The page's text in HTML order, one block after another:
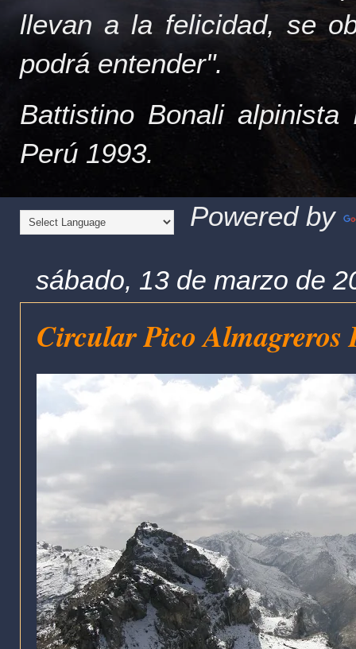
llevan a la felicidad, se
podrá entender".
Battistino Bonali
Perú 1993.
Powered by
sábado, 13 de marzo de
Circular Pico Almagreros